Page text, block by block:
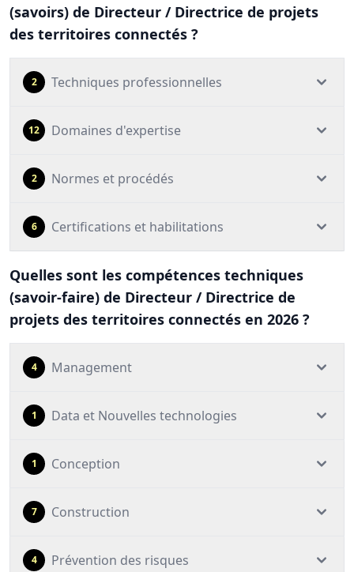
(savoirs) de Directeur / Directrice de projets
des territoires connectés ?
2 Techniques professionnelles
12 Domaines d'expertise
2 Normes et procédés
6 Certifications et habilitations
Quelles sont les compétences techniques
(savoir-faire) de Directeur / Directrice de
projets des territoires connectés en 2026 ?
4 Management
1 Data et Nouvelles technologies
1 Conception
7 Construction
4 Prévention des risques